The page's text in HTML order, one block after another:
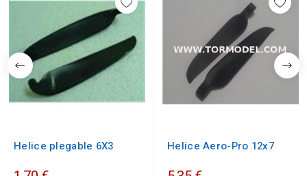
Helice plegable 6X3 Helice Aero-Pro 12x7